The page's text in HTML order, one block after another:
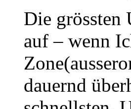
Die grössten
auf – wenn
dauernd